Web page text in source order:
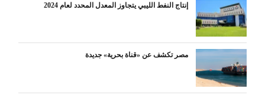
إنتاج النفط الليبي يتجاوز المعدل المحدد لعام 2024
مصر تكشف عن «قناة بحرية» جديدة